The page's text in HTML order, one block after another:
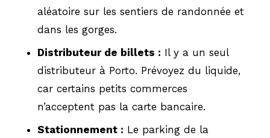
aléatoire sur les sentiers de randonnée et
dans les gorges.
Distributeur de billets : Il y a un seul
distributeur à Porto. Prévoyez du liquide,
car certains petits commerces
n’acceptent pas la carte bancaire.
Stationnement : Le parking de la